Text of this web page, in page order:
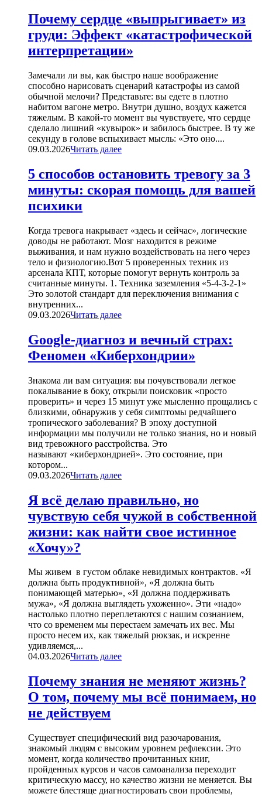
Почему сердце «выпрыгивает» из
груди: Эффект «катастрофической
интерпретации»
Замечали ли вы, как быстро наше воображение
способно нарисовать сценарий катастрофы из самой
обычной мелочи? Представьте: вы едете в плотно
набитом вагоне метро. Внутри душно, воздух кажется
тяжелым. В какой-то момент вы чувствуете, что сердце
сделало лишний «кувырок» и забилось быстрее. В ту же
секунду в голове вспыхивает мысль: «Это оно....
09.03.2026Читать далее
5 способов остановить тревогу за 3
минуты: скорая помощь для вашей
психики
Когда тревога накрывает «здесь и сейчас», логические
доводы не работают. Мозг находится в режиме
выживания, и нам нужно воздействовать на него через
тело и физиологию.Вот 5 проверенных техник из
арсенала КПТ, которые помогут вернуть контроль за
считанные минуты. 1. Техника заземления «5-4-3-2-1»
Это золотой стандарт для переключения внимания с
внутренних...
09.03.2026Читать далее
Google-диагноз и вечный страх:
Феномен «Киберхондрии»
Знакома ли вам ситуация: вы почувствовали легкое
покалывание в боку, открыли поисковик «просто
проверить» и через 15 минут уже мысленно прощались с
близкими, обнаружив у себя симптомы редчайшего
тропического заболевания? В эпоху доступной
информации мы получили не только знания, но и новый
вид тревожного расстройства. Это
называют «киберхондрией». Это состояние, при
котором...
09.03.2026Читать далее
Я всё делаю правильно, но
чувствую себя чужой в собственной
жизни: как найти свое истинное
«Хочу»?
Мы живем в густом облаке невидимых контрактов. «Я
должна быть продуктивной», «Я должна быть
понимающей матерью», «Я должна поддерживать
мужа», «Я должна выглядеть ухоженно». Эти «надо»
настолько плотно переплетаются с нашим сознанием,
что со временем мы перестаем замечать их вес. Мы
просто несем их, как тяжелый рюкзак, и искренне
удивляемся,...
04.03.2026Читать далее
Почему знания не меняют жизнь?
О том, почему мы всё понимаем, но
не действуем
Существует специфический вид разочарования,
знакомый людям с высоким уровнем рефлексии. Это
момент, когда количество прочитанных книг,
пройденных курсов и часов самоанализа переходит
критическую массу, но качество жизни не меняется. Вы
можете блестяще диагностировать свои проблемы,